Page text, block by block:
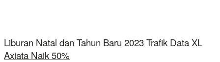
Liburan Natal dan Tahun Baru 2023 Trafik Data XL
Axiata Naik 50%